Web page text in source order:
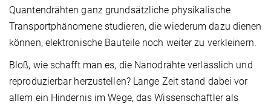
Quantendrähten ganz grundsätzliche physikalische
Transportphänomene studieren, die wiederum dazu dienen
können, elektronische Bauteile noch weiter zu verkleinern.
Bloß, wie schafft man es, die Nanodrähte verlässlich und
reproduzierbar herzustellen? Lange Zeit stand dabei vor
allem ein Hindernis im Wege, das Wissenschaftler als